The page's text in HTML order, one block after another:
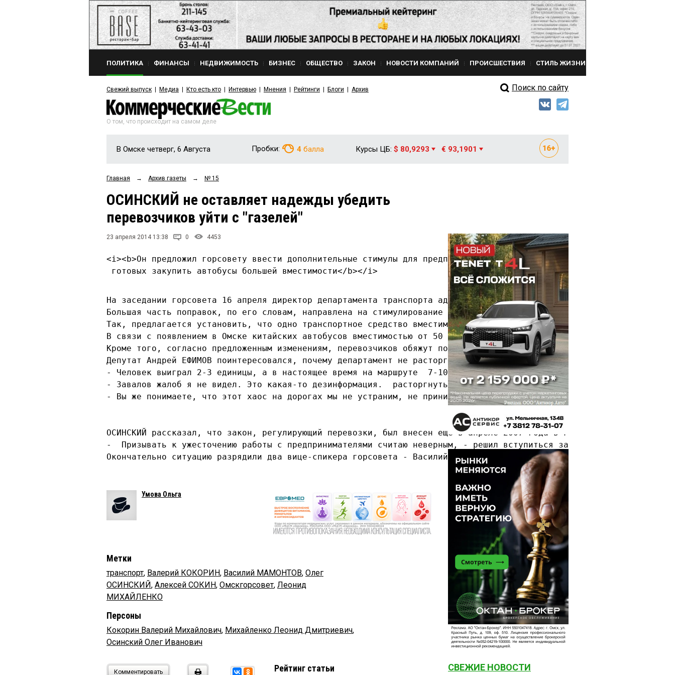
ПОЛИТИКА ФИНАНСЫ НЕДВИЖИМОСТЬ БИЗНЕС ОБЩЕСТВО ЗАКОН НОВОСТИ КОМПАНИЙ ПРОИСШЕСТВИЯ СТИЛЬ ЖИЗНИ
Свежий выпуск Медиа Кто есть кто Интервью Мнения Рейтинги Блоги Архив Поиск по сайту
О том, что происходит на самом деле
В Омске четверг, 6 Августа Пробки: 4 балла Курсы ЦБ: $ 80,9293 € 93,1901
Главная → Архив газеты → № 15
ОСИНСКИЙ не оставляет надежды убедить
перевозчиков уйти с "газелей"
23 апреля 2014 13:38 0 4453
<i><b>Он предложил горсовету ввести дополнительные стимулы для предпринимателей,
готовых закупить автобусы большей вместимости</b></i>
На заседании горсовета 16 апреля директор департамента транспорта администрации Омска Олег ОСИНСКИЙ
Большая часть поправок, по его словам, направлена на стимулирование перевозчиков к активной замене подвижного
Так, предлагается установить, что одно транспортное средство вместимостью до 15 мест можно заменить на один
В связи с появлением в Омске китайских автобусов вместимостью от 50 до 79 мест Олег ОСИНСКИЙ предложил
Кроме того, согласно предложенным изменениям, перевозчиков обяжут подавать ежеквартальную отчетность о
Депутат Андрей ЕФИМОВ поинтересовался, почему департамент не расторгает договоры с теми предпринимателями,
- Человек выиграл 2-3 единицы, а в настоящее время на маршруте  7-10 его единиц. Я знаю, что по этому поводу
- Завалов жалоб я не видел. Это какая-то дезинформация.  расторгнуть можно с каждым, по любой причине. В
- Вы же понимаете, что этот хаос на дорогах мы не устраним, не принимая действенных мер. Они между собой там
ОСИНСКИЙ рассказал, что закон, регулирующий перевозки, был внесен еще в апреле 2007 года в Госдуму РФ, в апреле
-  Призывать к ужесточению работы с предпринимателями считаю неверным, - решил вступиться за ОСИНСКОГО
Окончательно ситуацию разрядили два вице-спикера горсовета - Василий МАМОНТОВ и Алексей СОКИН, предложившие
Умова Ольга
Метки
транспорт, Валерий КОКОРИН, Василий МАМОНТОВ, Олег
ОСИНСКИЙ, Алексей СОКИН, Омскгорсовет, Леонид
МИХАЙЛЕНКО
Персоны
Кокорин Валерий Михайлович, Михайленко Леонид Дмитриевич,
Осинский Олег Иванович
Комментировать Рейтинг статьи СВЕЖИЕ НОВОСТИ